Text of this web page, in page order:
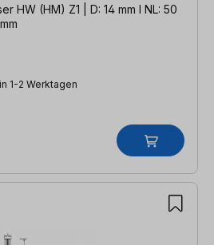
HW (HM) Z1 | D: 14 mm l NL: 50
1-2 Werktagen